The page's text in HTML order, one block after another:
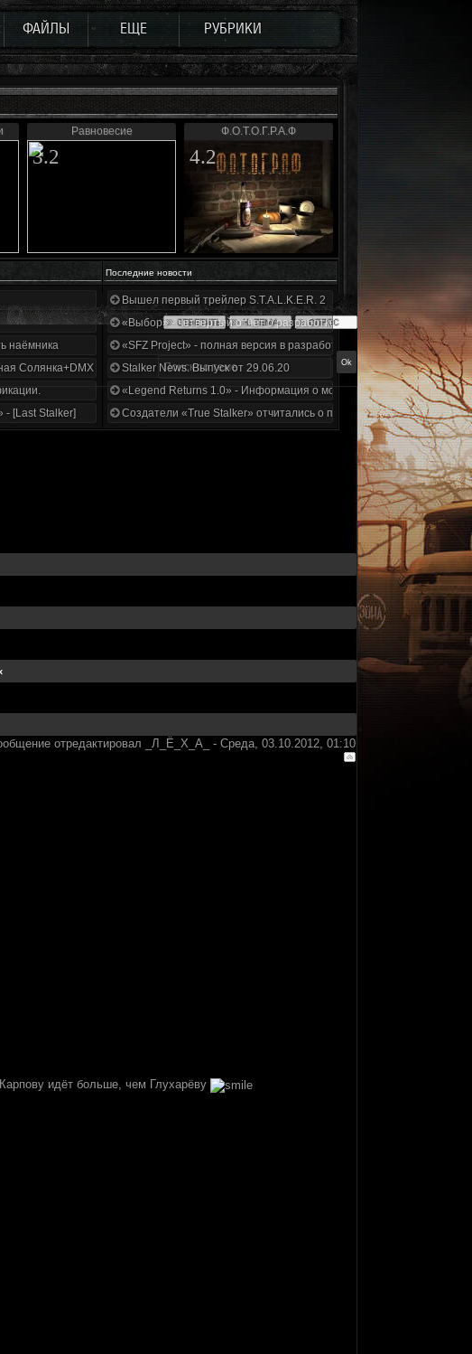
ФАЙЛЫ ЕЩЕ РУБРИКИ
Равновесие
3.2
Ф.О.Т.О.Г.Р.А.Ф
4.2
Последние новости
трейлера
наёмника
Солянка+DMX 1.3.5.ООП.МА.К.
- [Last Stalker]
Вышел первый трейлер S.T.A.L.K.E.R. 2
«Выбор» - четвертый отчет о разработке!
«SFZ Project» - полная версия в разработке!
Stalker News. Выпуск от 29.06.20
«Legend Returns 1.0» - Информация о моде за июнь 2020
Создатели «True Stalker» отчитались о проделанной работе
отредактировал _Л_Ё_Х_А_ - Среда, 03.10.2012, 01:10
идёт больше, чем Глухарёву